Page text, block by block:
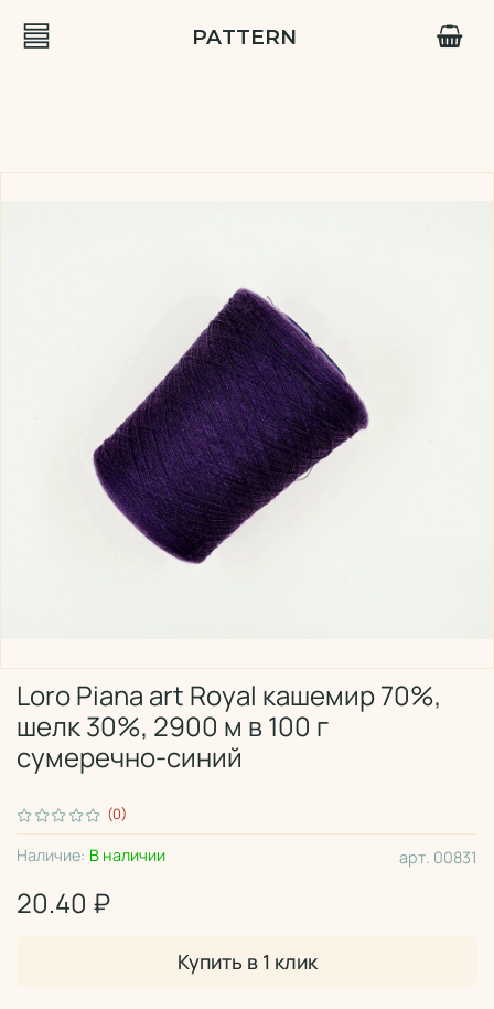
PATTERN
(0)
арт. 00831
Наличие: В наличии
Loro Piana art Royal кашемир 70%,
шелк 30%, 2900 м в 100 г
сумеречно-синий
20.40 ₽
Купить в 1 клик